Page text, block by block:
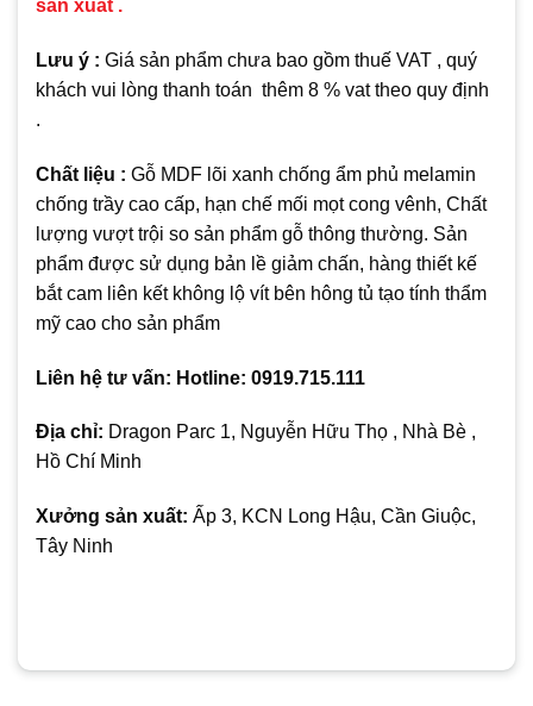
sản xuất .
Lưu ý : Giá sản phẩm chưa bao gồm thuế VAT , quý
khách vui lòng thanh toán thêm 8 % vat theo quy định
.
Chất liệu : Gỗ MDF lõi xanh chống ẩm phủ melamin
chống trầy cao cấp, hạn chế mối mọt cong vênh, Chất
lượng vượt trội so sản phẩm gỗ thông thường. Sản
phẩm được sử dụng bản lề giảm chấn, hàng thiết kế
bắt cam liên kết không lộ vít bên hông tủ tạo tính thẩm
mỹ cao cho sản phẩm
Liên hệ tư vấn: Hotline: 0919.715.111
Địa chỉ: Dragon Parc 1, Nguyễn Hữu Thọ , Nhà Bè ,
Hồ Chí Minh
Xưởng sản xuất: Ấp 3, KCN Long Hậu, Cần Giuộc,
Tây Ninh